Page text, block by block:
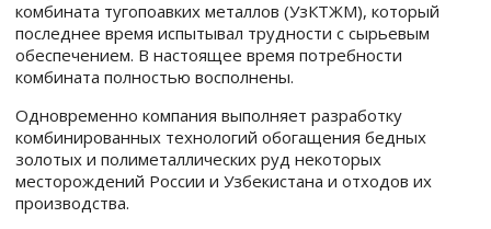
комбината тугопоавких металлов (УзКТЖМ), который
последнее время испытывал трудности с сырьевым
обеспечением. В настоящее время потребности
комбината полностью восполнены.
Одновременно компания выполняет разработку
комбинированных технологий обогащения бедных
золотых и полиметаллических руд некоторых
месторождений России и Узбекистана и отходов их
производства.